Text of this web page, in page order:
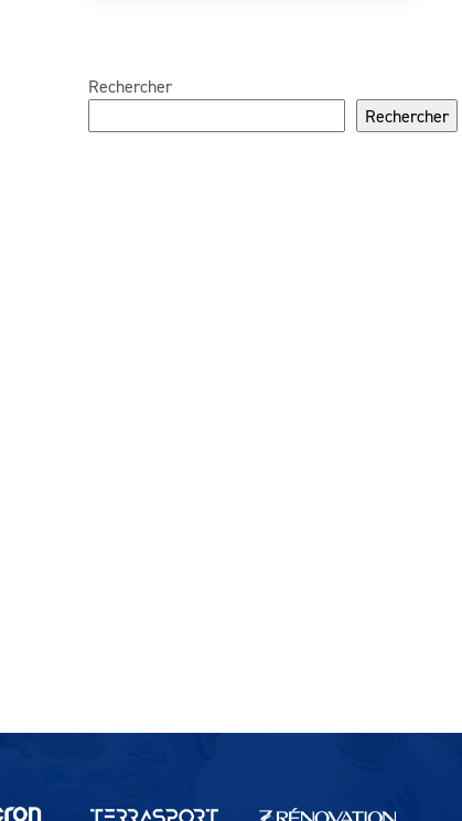
Rechercher
Rechercher